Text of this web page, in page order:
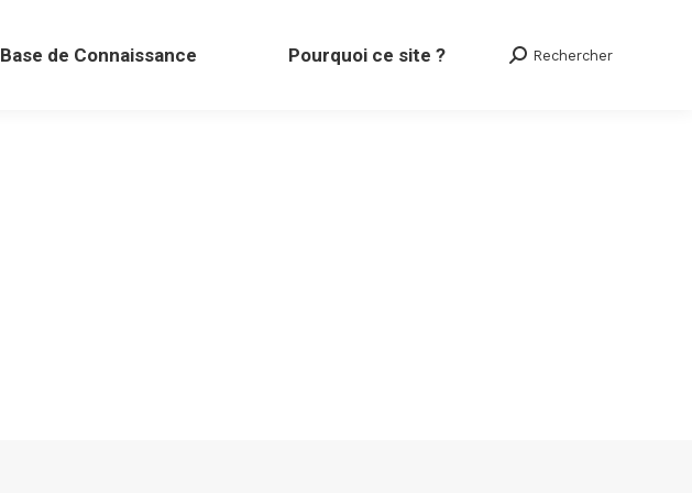
Base de Connaissance Pourquoi ce site ? Search:
Rechercher